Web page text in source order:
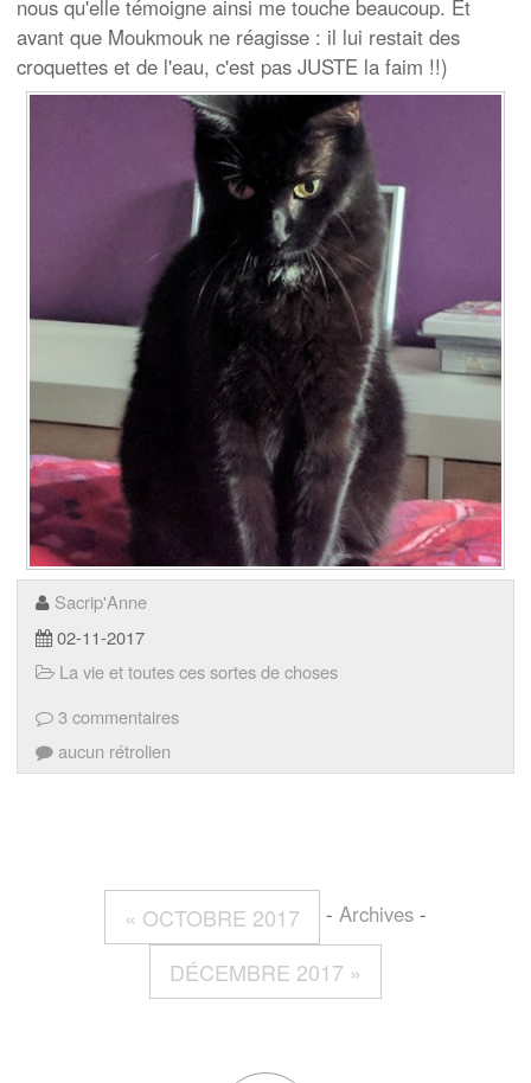
nous qu'elle témoigne ainsi me touche beaucoup. Et
avant que Moukmouk ne réagisse : il lui restait des
croquettes et de l'eau, c'est pas JUSTE la faim !!)
Sacrip'Anne
02-11-2017
La vie et toutes ces sortes de choses
3 commentaires
aucun rétrolien
« OCTOBRE 2017 - Archives -
DÉCEMBRE 2017 »